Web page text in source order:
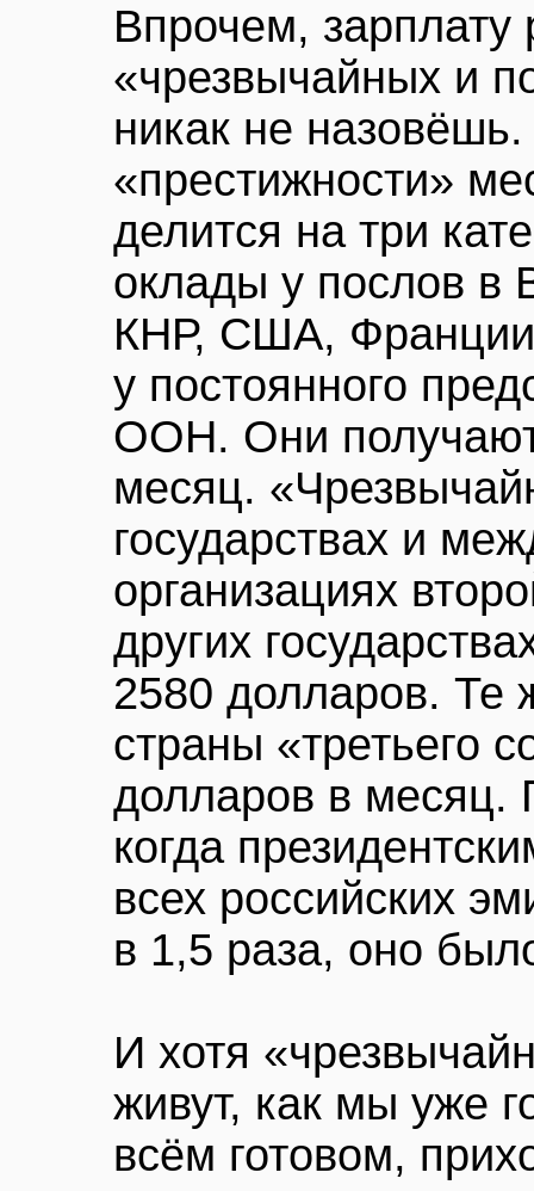
Впрочем, зарплату
«чрезвычайных и
никак не
«престижности»
делится на три
оклады у послов в
КНР, США,
у постоянного
ООН. Они
месяц.
государствах и
организациях
других
2580 долларов. Те
страны «третьего
долларов в месяц.
когда
всех российских
в 1,5 раза, оно
И хотя
живут, как мы уже
всём готовом,